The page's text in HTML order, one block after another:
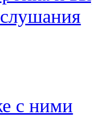
с ними